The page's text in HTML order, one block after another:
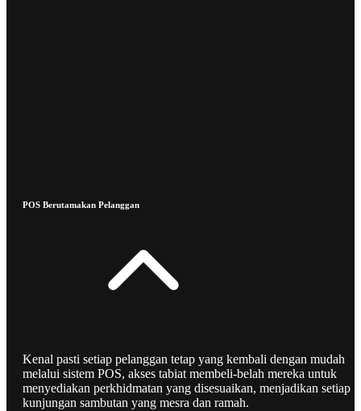
POS Berutamakan Pelanggan
Kenal pasti setiap pelanggan tetap yang kembali dengan mudah
melalui sistem POS, akses tabiat membeli-belah mereka untuk
menyediakan perkhidmatan yang disesuaikan, menjadikan setiap
kunjungan sambutan yang mesra dan ramah.